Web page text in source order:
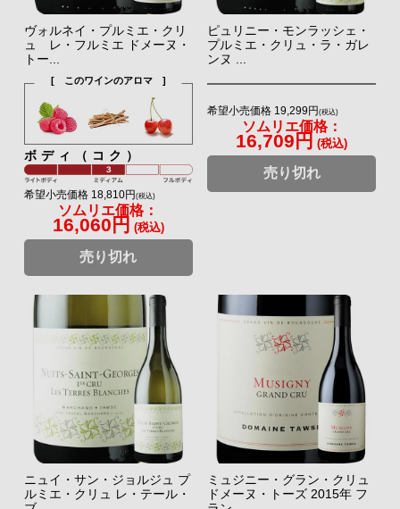
ヴォルネイ・プルミエ・クリ
ュ レ・フルミエ ドメーヌ・
トー...
[ このワインのアロマ ]
ボディ（コク）
希望小売価格 18,810円(税込)
ソムリエ価格：
16,060円 (税込)
売り切れ
ピュリニー・モンラッシェ・
プルミエ・クリュ・ラ・ガレ
ンヌ ...
希望小売価格 19,299円(税込)
ソムリエ価格：
16,709円 (税込)
売り切れ
ニュイ・サン・ジョルジュ プ
ルミエ・クリュ レ・テール・
ミュジニー・グラン・クリュ
ドメーヌ・トーズ 2015年 フ